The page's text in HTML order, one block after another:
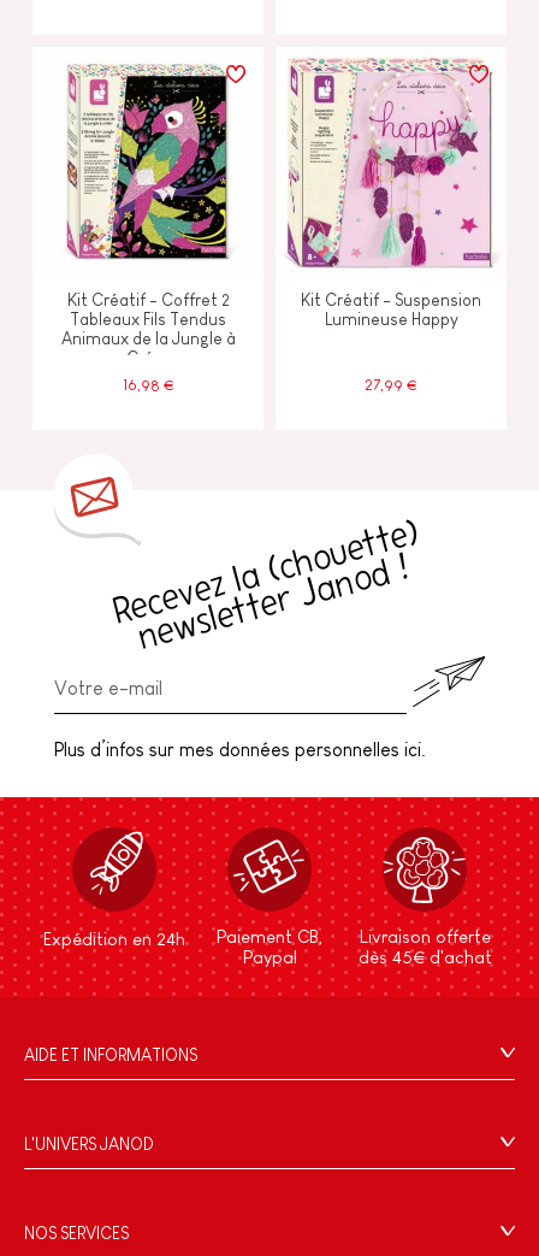
Kit Créatif - Coffret 2
Tableaux Fils Tendus
Animaux de la Jungle à
Créer
16,98 €
Kit Créatif - Suspension
Lumineuse Happy
27,99 €
R
e
c
e
v
e
z
l
a
(
c
h
o
u
e
t
t
e
)
n
e
w
sl
e
t
t
e
r
J
a
n
o
d
!
Plus d’infos sur mes données personnelles ici.
Expédition en 24h
Paiement CB,
Paypal
Livraison offerte
dès 45€ d'achat
AIDE ET INFORMATIONS
FAQ
Contact
Rappel Produits
L'UNIVERS JANOD
Le design
NOS SERVICES